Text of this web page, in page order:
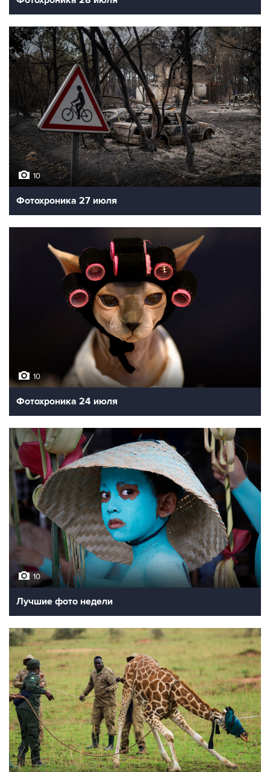
10
Фотохроника 27 июля
10
Фотохроника 24 июля
10
Лучшие фото недели